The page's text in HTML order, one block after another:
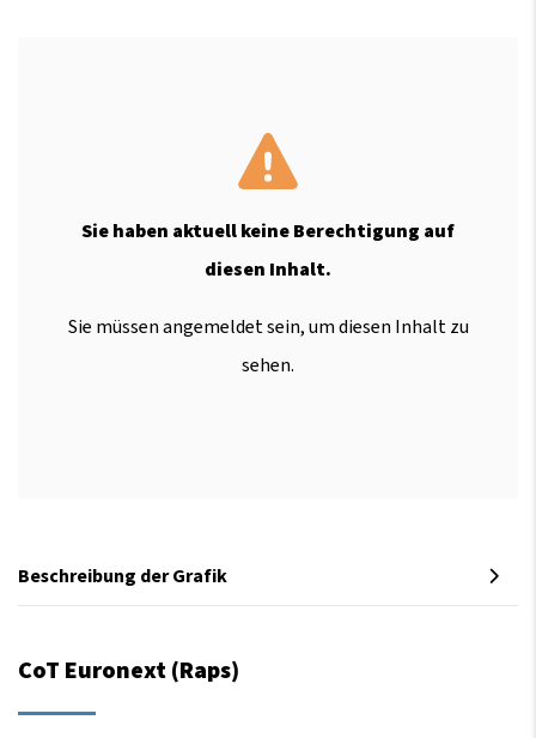
Sie haben aktuell keine Berechtigung auf
diesen Inhalt.
Sie müssen angemeldet sein, um diesen Inhalt zu
sehen.
Beschreibung der Grafik
CoT Euronext (Raps)